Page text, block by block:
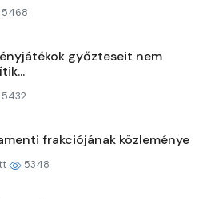
5468
győzteseit nem
5432
frakciójának közleménye
5348